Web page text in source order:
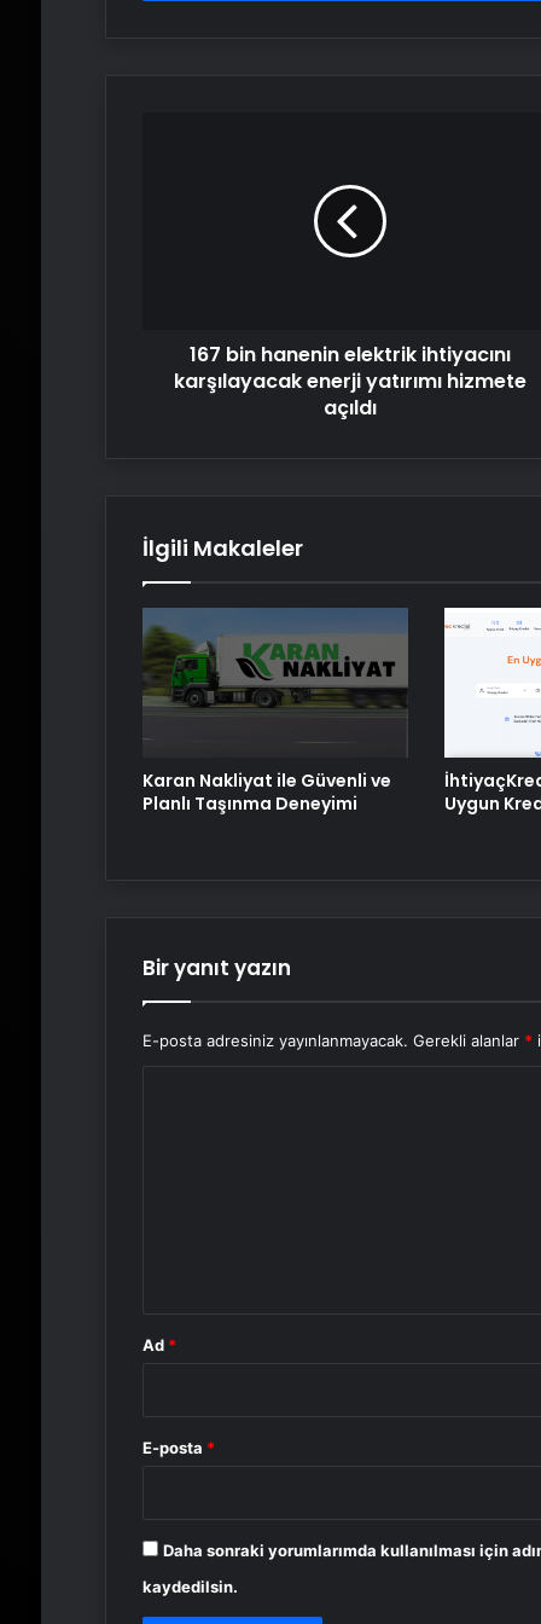
167 bin hanenin elektrik ihtiyacını
karşılayacak enerji yatırımı hizmete
açıldı
İlgili Makaleler
Karan Nakliyat ile Güvenli ve
Planlı Taşınma Deneyimi
Uygun
Bir yanıt yazın
E-posta adresiniz yayınlanmayacak. Gerekli alanlar *
Ad *
E-posta *
Daha sonraki yorumlarımda kullanılması için
kaydedilsin.